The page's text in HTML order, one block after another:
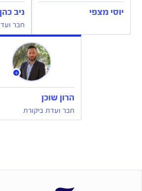
יוסי מצפי ניב כהן
חבר
הרון שוכן
חבר ועדת ביקורת